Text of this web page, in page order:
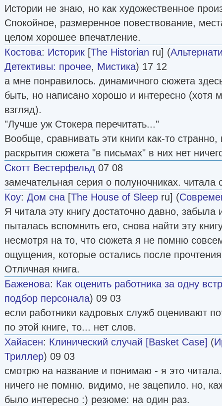
Истории не знаю, но как художественное
Спокойное, размеренное повествование,
целом хорошее впечатление.
Костова: Историк [The Historian ru] (
Детективы: прочее, Мистика) 17 12
а мне понравилось. динамичного сюжета
быть, но написано хорошо и интересно (хотя
взгляд).
"Лучше уж Стокера перечитать..."
Вообще, сравнивать эти книги как-то
раскрытия сюжета "в письмах" в них нет
Скотт Вестерфельд 07 08
замечательная серия о полуночниках. читала
Коу: Дом сна [The House of Sleep ru] (
Я читала эту книгу достаточно давно, забыла
пыталась вспомнить его, снова найти эту
несмотря на то, что сюжета я не помню
ощущения, которые остались после
Отличная книга.
Баженова: Как оценить работника за одну
подбор персонала) 09 03
если работники кадровых служб оценивают
по этой книге, то... нет слов.
Хайасен: Клинический случай [Basket Case] (
Триллер) 09 03
смотрю на название и понимаю - я это
ничего не помню. видимо, не зацепило. но,
было интересно :) резюме: на один раз.